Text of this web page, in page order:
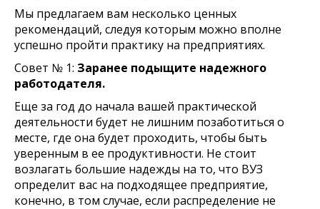
Мы предлагаем вам несколько ценных
рекомендаций, следуя которым можно вполне
успешно пройти практику на предприятиях.
Совет № 1: Заранее подыщите надежного
работодателя.
Еще за год до начала вашей практической
деятельности будет не лишним позаботиться о
месте, где она будет проходить, чтобы быть
уверенным в ее продуктивности. Не стоит
возлагать большие надежды на то, что ВУЗ
определит вас на подходящее предприятие,
конечно, в том случае, если распределение не